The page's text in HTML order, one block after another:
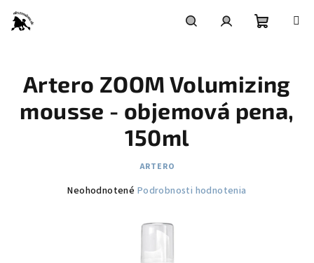
obsah
košík
Artero ZOOM Volumizing
mousse - objemová pena,
150ml
ARTERO
Priemerné
Neohodnotené Podrobnosti hodnotenia